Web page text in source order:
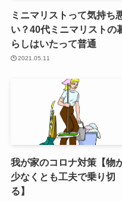
ミニマリストって気持ち
い？40代ミニマリストの
らしはいたって普通
2021.05.11
我が家のコロナ対策【物
少なくとも工夫で乗り切
る】